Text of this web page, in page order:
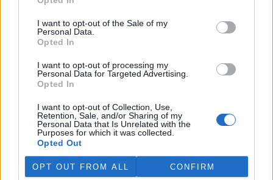
I want to opt-out of the Sale of my
Personal Data.
Opted In
I want to opt-out of processing my
Personal Data for Targeted Advertising.
Opted In
I want to opt-out of Collection, Use,
Retention, Sale, and/or Sharing of my
Personal Data that Is Unrelated with the
Purposes for which it was collected.
Opted Out
OPT OUT FROM ALL CONFIRM
opravy výrobků
31.7.2026 19:04 ( ČTK
Diskuse: 47
která usnadňuje opravy
výrobků namísto jejich
výrobků, jako jsou chytré telefony, pračky nebo chladničky, a to i v
případě, že již uplynula zákonem daná záruční lhůta. Výrobci
budou muset tyto opravy nabízet za přiměřenou cenu a v
přiměřené lhůtě.
Rozsáhlejší zemědělské požáry mohou snížit úrodnost